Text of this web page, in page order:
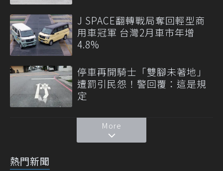
J SPACE翻轉戰局奪回輕型商
用車冠軍 台灣2月車市年增
4.8%
停車再開騎士「雙腳未著地」
遭罰引民怨！警回覆：這是規
定
More
熱門新聞